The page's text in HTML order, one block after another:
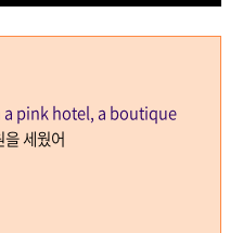
pink hotel, a boutique
을 세웠어